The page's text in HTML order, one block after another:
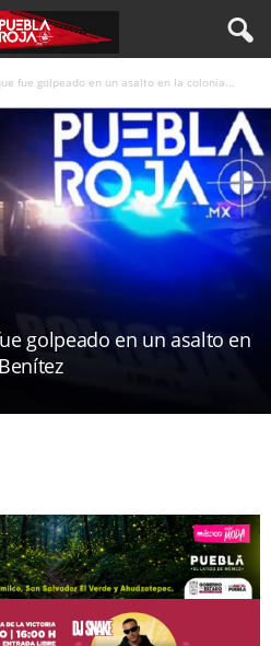
fue golpeado en un asalto en la colonia...
golpeado en un asalto en